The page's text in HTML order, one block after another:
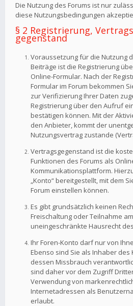
Die Nutzung des Forums ist nur
diese Nutzungsbedingungen
§ 2 Registrierung,
gegenstand
Voraussetzung für die Nutzung
Beiträge ist die Registrierung
Online-Formular. Nach der
Formular im Forum bekommen
zur Verifizierung Ihrer Daten
Registrierung über den Aufruf
bestätigen können. Mit der
den Anbieter, kommt der
Nutzungsvertrag zustande
Vertragsgegenstand ist die
Funktionen des Forums als
Kommunikationsplattform.
„Konto“ bereitgestellt, mit dem
Forum einstellen können.
Es gibt grundsätzlich keinen
Freischaltung oder Teilnahme
uneingeschränkte Hausrecht
Ihr Foren-Konto darf nur von
Ebenso sind Sie als Inhaber
dessen Missbrauch
sind daher vor dem Zugriff
Verwendung von
Internetadressen als
erlaubt.